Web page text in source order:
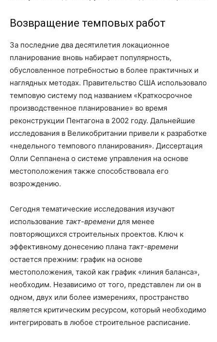
Возвращение темповых работ
За последние два десятилетия локационное
планирование вновь набирает популярность,
обусловленное потребностью в более практичных и
наглядных методах. Правительство США использовало
темповую систему под названием «Краткосрочное
производственное планирование» во время
реконструкции Пентагона в 2002 году. Дальнейшие
исследования в Великобритании привели к разработке
«недельного темпового планирования». Диссертация
Олли Сеппанена о системе управления на основе
местоположения также способствовала его
возрождению.
Сегодня тематические исследования изучают
использование такт-времени для менее
повторяющихся строительных проектов. Ключ к
эффективному донесению плана такт-времени
остается прежним: график на основе
местоположения, такой как график «линия баланса»,
необходим. Независимо от того, представлен ли он в
одном, двух или более измерениях, пространство
является критическим ресурсом, который необходимо
интегрировать в любое строительное расписание.